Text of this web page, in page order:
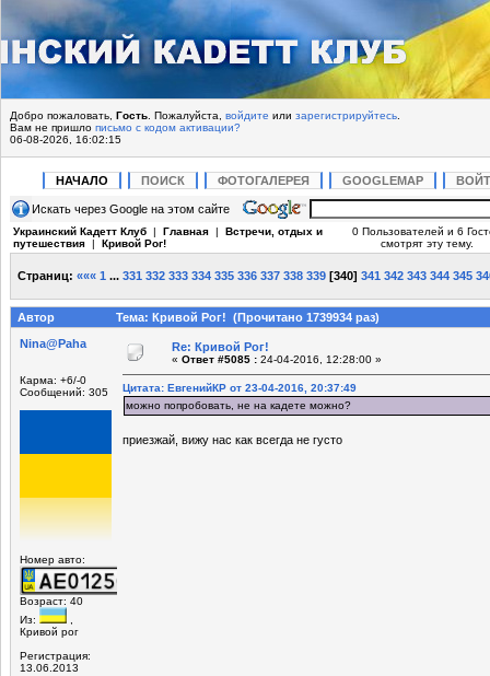
Добро пожаловать, Гость . Пожалуйста, войдите или зарегистрируйтесь
Вам не пришло письмо с кодом активации?
06-08-2026, 16:02:15
НАЧАЛО ПОИСК ФОТОГАЛЕРЕЯ GOOGLEMAP
Искать через Google на этом сайте
Украинский Кадетт Клуб | Главная | Встречи, отдых и
путешествия | Кривой Рог!
0 Пользователей и 6
смотрят эту тему.
Страниц: ««« 1 ... 331 332 333 334 335 336 337 338 339 [340] 341 342 343 344 345
Автор
Тема: Кривой Рог! (Прочитано 1739934 раз)
Nina@Paha
Карма: +6/-0
Сообщений: 305
Номер авто:
Возраст: 40
Из:
,
Кривой рог
Регистрация:
13.06.2013
Re: Кривой Рог!
« Ответ #5085 : 24-04-2016, 12:28:00 »
Цитата: ЕвгенийКР от 23-04-2016, 20:37:49
можно попробовать, не на кадете можно?
приезжай, вижу нас как всегда не густо